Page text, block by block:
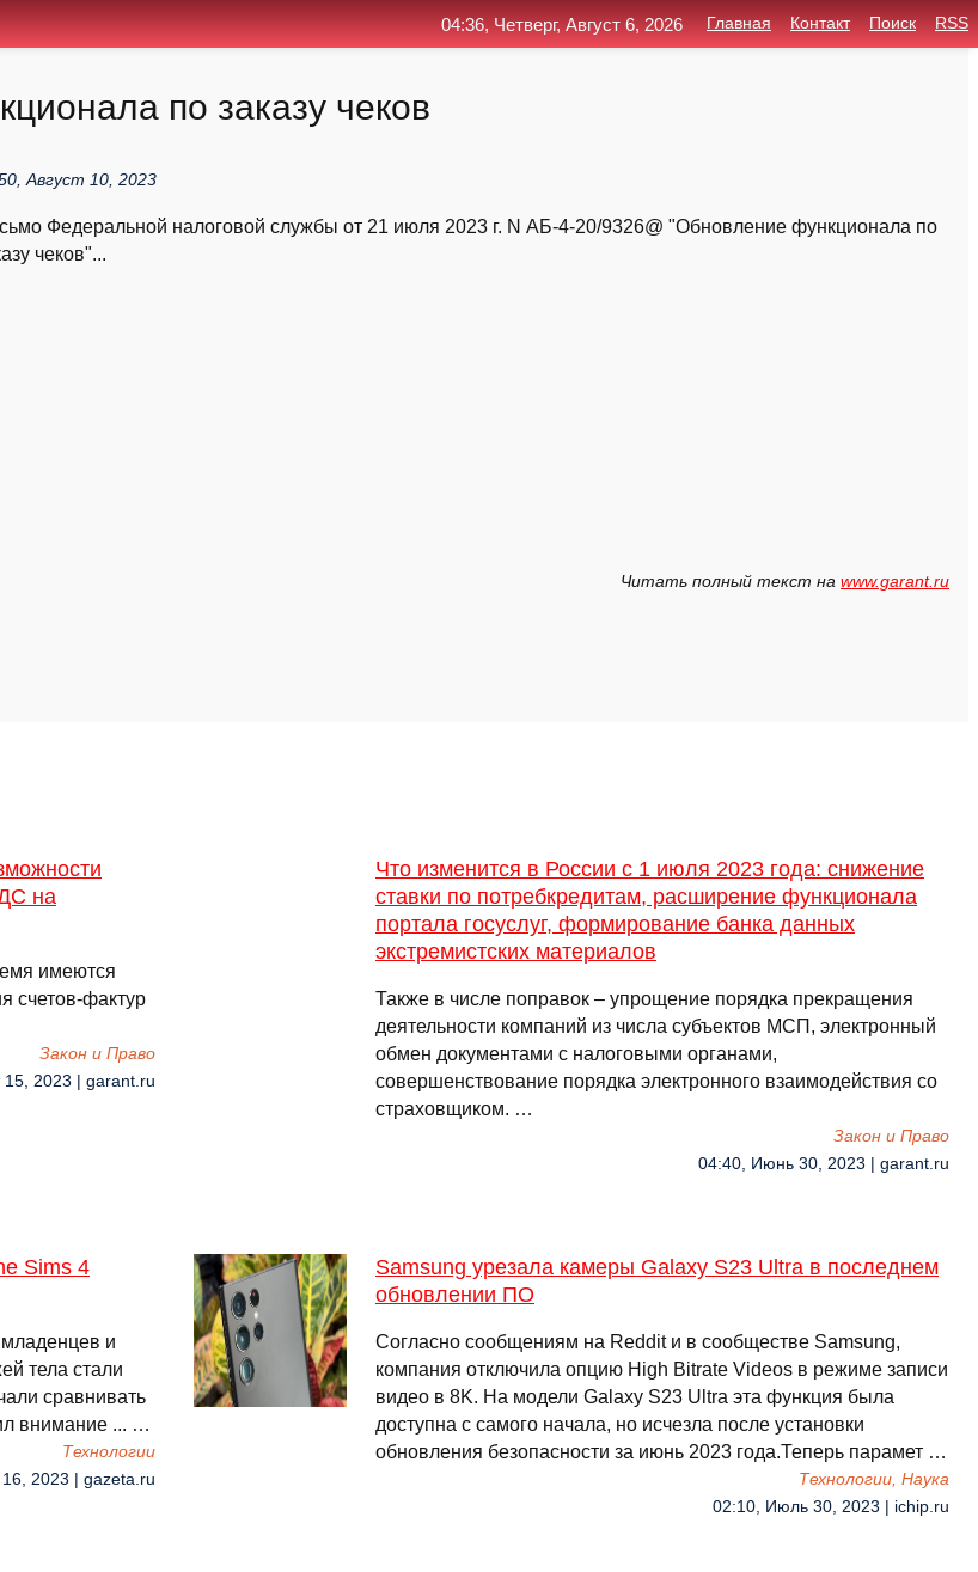
по заказу чеков
Август 10, 2023
Федеральной налоговой службы от 21 июля 2023 г. N АБ-4-20/9326@ "Обновление функционала по
чеков"...
Читать полный текст на www.garant.ru
на
имеются
счетов-фактур
Закон и Право
2023 | garant.ru
Что изменится в России с 1 июля 2023 года: снижение
ставки по потребкредитам, расширение функционала
портала госуслуг, формирование банка данных
экстремистских материалов
Также в числе поправок – упрощение порядка прекращения
деятельности компаний из числа субъектов МСП, электронный
обмен документами с налоговыми органами,
совершенствование порядка электронного взаимодействия со
страховщиком. …
Закон и Право
04:40, Июнь 30, 2023 | garant.ru
Sims 4
и
тела стали
сравнивать
внимание ... …
Технологии
2023 | gazeta.ru
Samsung урезала камеры Galaxy S23 Ultra в последнем
обновлении ПО
Согласно сообщениям на Reddit и в сообществе Samsung,
компания отключила опцию High Bitrate Videos в режиме записи
видео в 8K. На модели Galaxy S23 Ultra эта функция была
доступна с самого начала, но исчезла после установки
обновления безопасности за июнь 2023 года.Теперь парамет …
Технологии, Наука
02:10, Июль 30, 2023 | ichip.ru
04:36, Четверг, Август 6, 2026 Главная Контакт Поиск RSS